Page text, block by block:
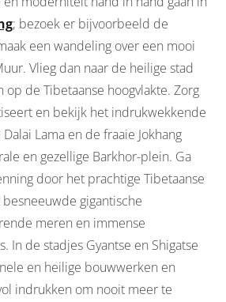
; bezoek er bijvoorbeeld de
een wandeling over een mooi
Vlieg dan naar de heilige stad
op de Tibetaanse hoogvlakte. Zorg
en bekijk het indrukwekkende
Lama en de fraaie Jokhang
en gezellige Barkhor-plein. Ga
door het prachtige Tibetaanse
gigantische
meren en immense
In de stadjes Gyantse en Shigatse
en heilige bouwwerken en
indrukken om nooit meer te